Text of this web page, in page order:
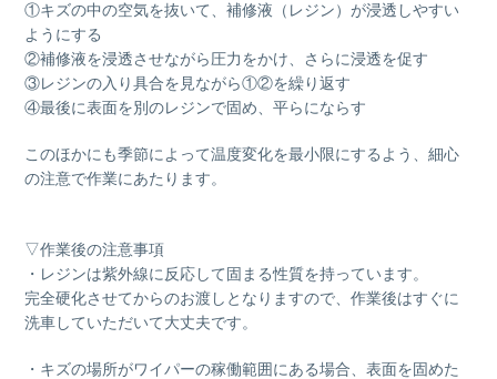
①キズの中の空気を抜いて、補修液（レジン）が浸透しやすい
ようにする
②補修液を浸透させながら圧力をかけ、さらに浸透を促す
③レジンの入り具合を見ながら①②を繰り返す
④最後に表面を別のレジンで固め、平らにならす
このほかにも季節によって温度変化を最小限にするよう、細心
の注意で作業にあたります。
▽作業後の注意事項
・レジンは紫外線に反応して固まる性質を持っています。
完全硬化させてからのお渡しとなりますので、作業後はすぐに
洗車していただいて大丈夫です。
・キズの場所がワイパーの稼働範囲にある場合、表面を固めた